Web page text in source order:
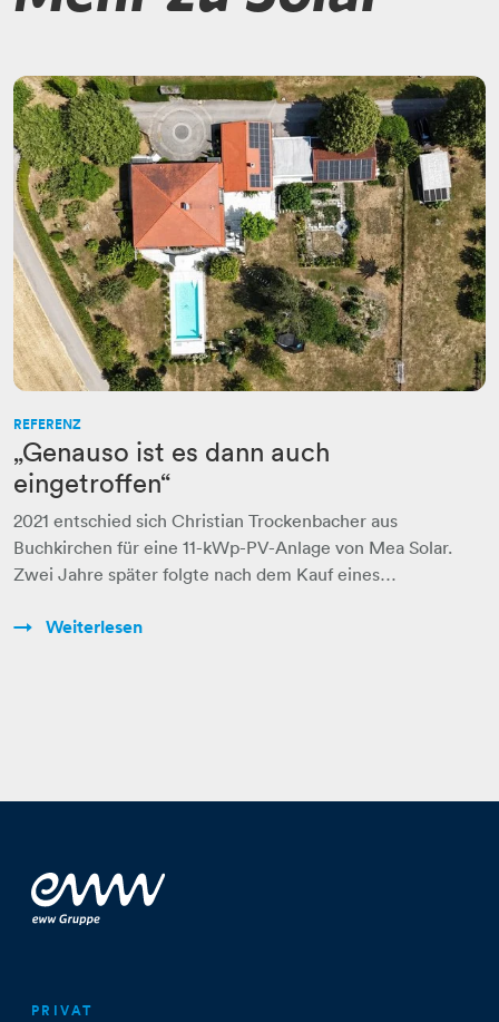
REFERENZ
„Genauso ist es dann auch
eingetroffen“
2021 entschied sich Christian Trockenbacher aus
Buchkirchen für eine 11-kWp-PV-Anlage von Mea Solar.
Zwei Jahre später folgte nach dem Kauf eines…
Weiterlesen
PRIVAT